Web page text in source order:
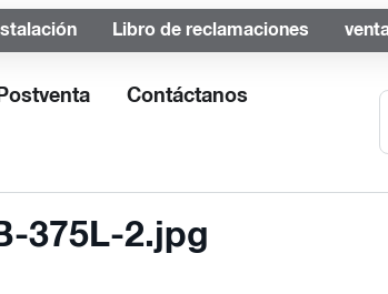
Libro de reclamaciones
Contáctanos
375L-2.jpg